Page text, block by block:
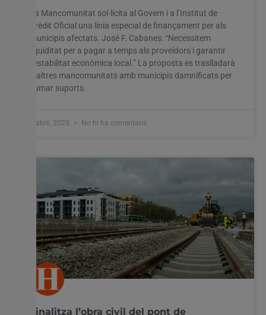
La Mancomunitat sol·licita al Govern i a l’Institut de
Crèdit Oficial una línia especial de finançament per als
municipis afectats. José F. Cabanes: “Necessitem
liquiditat per a pagar a temps als proveïdors i garantir
l’estabilitat econòmica local.” La proposta es traslladarà
a altres mancomunitats amb municipis damnificats per
sumar suports.
4 abril, 2025 No hi ha comentaris
Finalitza l’obra civil del pont de